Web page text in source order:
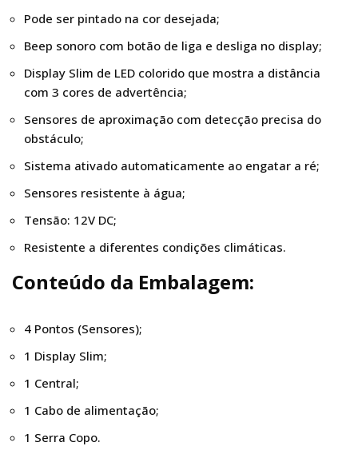
Pode ser pintado na cor desejada;
Beep sonoro com botão de liga e desliga no display;
Display Slim de LED colorido que mostra a distância
com 3 cores de advertência;
Sensores de aproximação com detecção precisa do
obstáculo;
Sistema ativado automaticamente ao engatar a ré;
Sensores resistente à água;
Tensão: 12V DC;
Resistente a diferentes condições climáticas.
Conteúdo da Embalagem:
4 Pontos (Sensores);
1 Display Slim;
1 Central;
1 Cabo de alimentação;
1 Serra Copo.